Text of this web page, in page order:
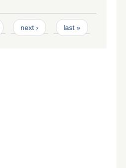
next › last »